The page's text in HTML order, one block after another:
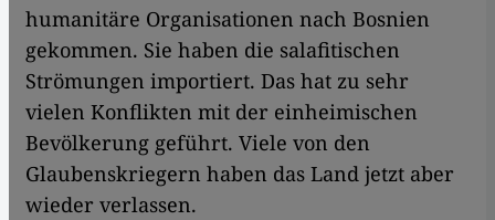
humanitäre Organisationen nach Bosnien
gekommen. Sie haben die salafitischen
Strömungen importiert. Das hat zu sehr
vielen Konflikten mit der einheimischen
Bevölkerung geführt. Viele von den
Glaubenskriegern haben das Land jetzt aber
wieder verlassen.